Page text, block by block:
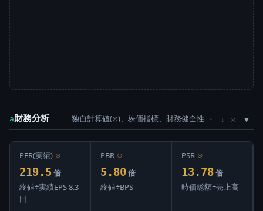
a財務分析 独自計算値(⊙)、株価指標、財務健全性 ↑ ↓ ×
PER(実績) ⊙
219.5 倍
終値÷実績EPS 8.3
円
PBR ⊙
5.80 倍
終値÷BPS
PSR ⊙
13.78 倍
時価総額÷売上高